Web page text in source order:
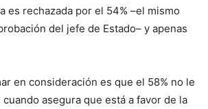
es rechazada por el 54% –el mismo
del jefe de Estado– y apenas
en consideración es que el 58% no le
asegura que está a favor de la